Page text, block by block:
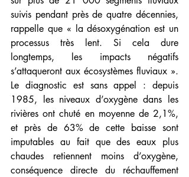
suivis pendant près de quatre décennies,
rappelle que « la désoxygénation est un
processus très lent. Si cela dure
longtemps, les impacts négatifs
s’attaqueront aux écosystèmes fluviaux ».
Le diagnostic est sans appel : depuis
1985, les niveaux d’oxygène dans les
rivières ont chuté en moyenne de 2,1%,
et près de 63% de cette baisse sont
imputables au fait que des eaux plus
chaudes retiennent moins d’oxygène,
conséquence directe du réchauffement